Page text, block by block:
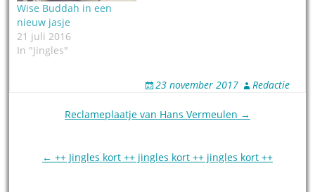
Wise Buddah in een
nieuw jasje
21 juli 2016
In "Jingles"
23 november 2017 Redactie
Reclameplaatje van Hans Vermeulen →
← ++ Jingles kort ++ jingles kort ++ jingles kort ++